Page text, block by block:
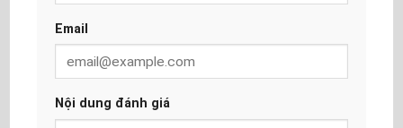
Email
Nội dung đánh giá